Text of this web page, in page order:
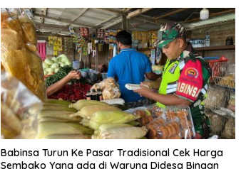
b
o
o
k
er e
Babinsa Turun Ke Pasar Tradisional Cek Harga
Sembako Yang ada di Warung Didesa Binaan